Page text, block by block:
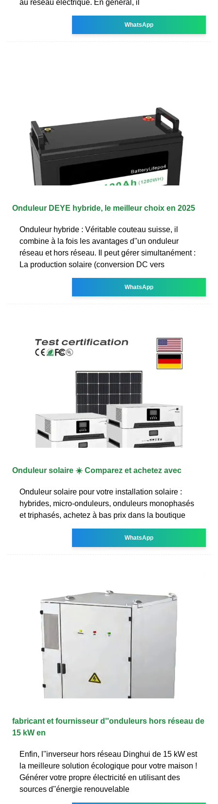
au réseau électrique. En général, il
WhatsApp
Onduleur DEYE hybride, le meilleur choix en 2025
Onduleur hybride : Véritable couteau suisse, il
combine à la fois les avantages d''un onduleur
réseau et hors réseau. Il peut gérer simultanément :
La production solaire (conversion DC vers
WhatsApp
Onduleur solaire ☀️ Comparez et achetez avec
Onduleur solaire pour votre installation solaire :
hybrides, micro-onduleurs, onduleurs monophasés
et triphasés, achetez à bas prix dans la boutique
WhatsApp
fabricant et fournisseur d''onduleurs hors réseau de
15 kW en
Enfin, l''inverseur hors réseau Dinghui de 15 kW est
la meilleure solution écologique pour votre maison !
Générer votre propre électricité en utilisant des
sources d''énergie renouvelable